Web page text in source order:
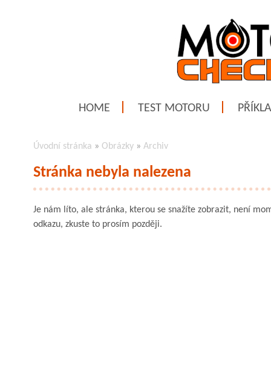
HOME TEST MOTORU
Úvodní stránka » Obrázky » Archiv
Stránka nebyla nalezena
Je nám líto, ale stránka, kterou se snažíte zobrazit, není
odkazu, zkuste to prosím později.